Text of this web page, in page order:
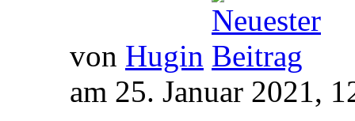
von Hugin
am 25. Januar 2021,